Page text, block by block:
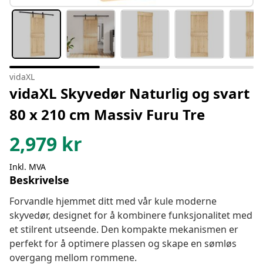
vidaXL
vidaXL Skyvedør Naturlig og svart
80 x 210 cm Massiv Furu Tre
2,979 kr
Inkl. MVA
Beskrivelse
Forvandle hjemmet ditt med vår kule moderne
skyvedør, designet for å kombinere funksjonalitet med
et stilrent utseende. Den kompakte mekanismen er
perfekt for å optimere plassen og skape en sømløs
overgang mellom rommene.